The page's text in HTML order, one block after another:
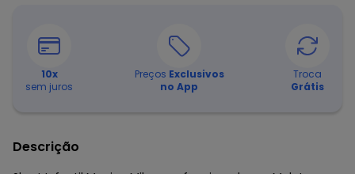
10x
sem juros
Preços Exclusivos
no App
Troca
Grátis
Descrição